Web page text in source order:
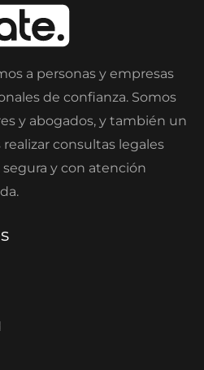
a personas y empresas
de confianza. Somos
y abogados, y también un
consultas legales
y con atención